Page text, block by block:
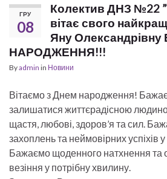
ГРУ
08
Колектив ДНЗ №22
вітає свого
Яну
НАРОДЖЕННЯ!!!
Byadmin in Новини
Вітаємо з Днем народження!
залишатися життєрадісною
щастя, любові, здоров’я та сил.
захоплень та неймовірних успіхів
Бажаємо щоденного натхнення та
везіння у потрібну хвилину.